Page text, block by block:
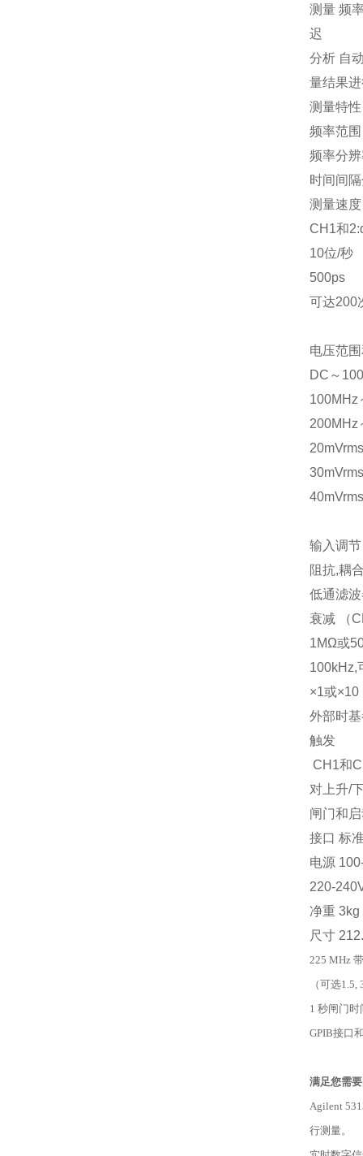
测量 频
迟
分析 自
量结果
测量特性
频率范围
频率分
时间间
测量速度
CH1和
10位/秒
500ps
可达200
电压范
DC～
100MHz
200MHz
输入调节
阻抗,耦
低通滤
衰减 （
1MΩ或
100kHz,
×1或×10
外部时
触发
CH1和
对上升/
闸门和
接口 标
电源
220-
净重 3kg
尺寸
225 MHz
（可选1.5,
1 秒闸门
GPIB接口
满足您需
Agilent
行测量。